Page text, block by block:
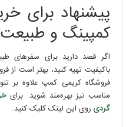
پیشنهاد برای
کمپینگ و
اگر قصد دارید برای سفرهای
باکیفیت تهیه کنید، بهتر است از
فروشگاه کریمی کمپ علاوه بر
مناسب نیز بهره‌مند شوید. برای
گردی روی این لینک کلیک کنید.